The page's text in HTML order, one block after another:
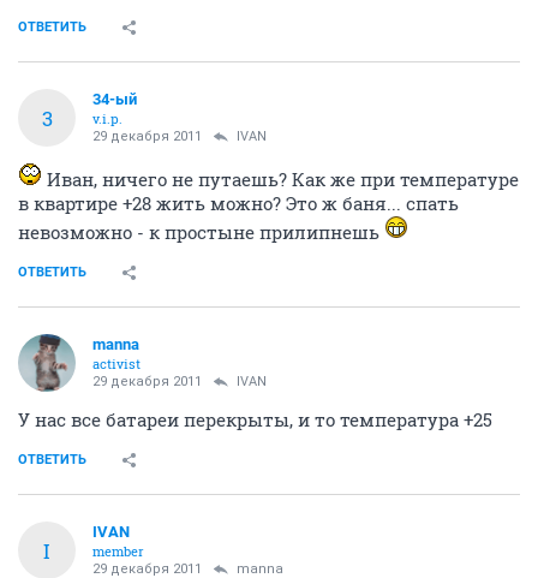
ОТВЕТИТЬ
3
34-ый
v.i.p.
29 декабря 2011 IVAN
Иван, ничего не путаешь? Как же при температуре
в квартире +28 жить можно? Это ж баня... спать
невозможно - к простыне прилипнешь
ОТВЕТИТЬ
manna
activist
29 декабря 2011 IVAN
У нас все батареи перекрыты, и то температура +25
ОТВЕТИТЬ
I
IVAN
member
29 декабря 2011 manna